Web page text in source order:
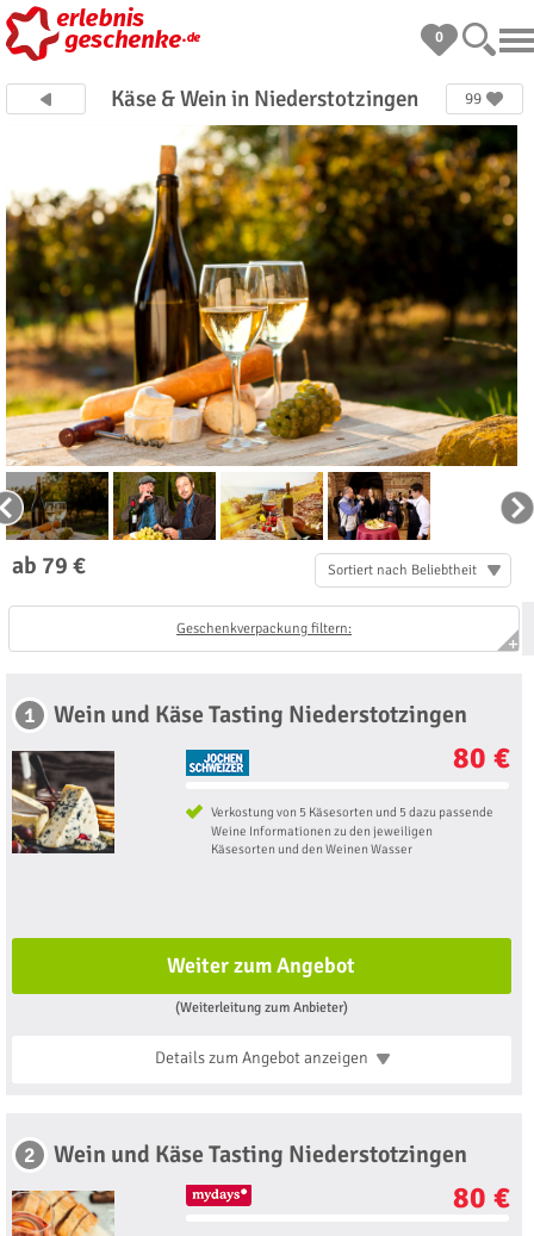
0
Käse & Wein in Niederstotzingen 99
ab 79 € Sortiert nach Beliebtheit
Geschenkverpackung filtern:
1 Wein und Käse Tasting Niederstotzingen
80 €
Verkostung von 5 Käsesorten und 5 dazu passende
Weine Informationen zu den jeweiligen
Käsesorten und den Weinen Wasser
Weiter zum Angebot
(Weiterleitung zum Anbieter)
Details zum Angebotanzeigen
2 Wein und Käse Tasting Niederstotzingen
80 €